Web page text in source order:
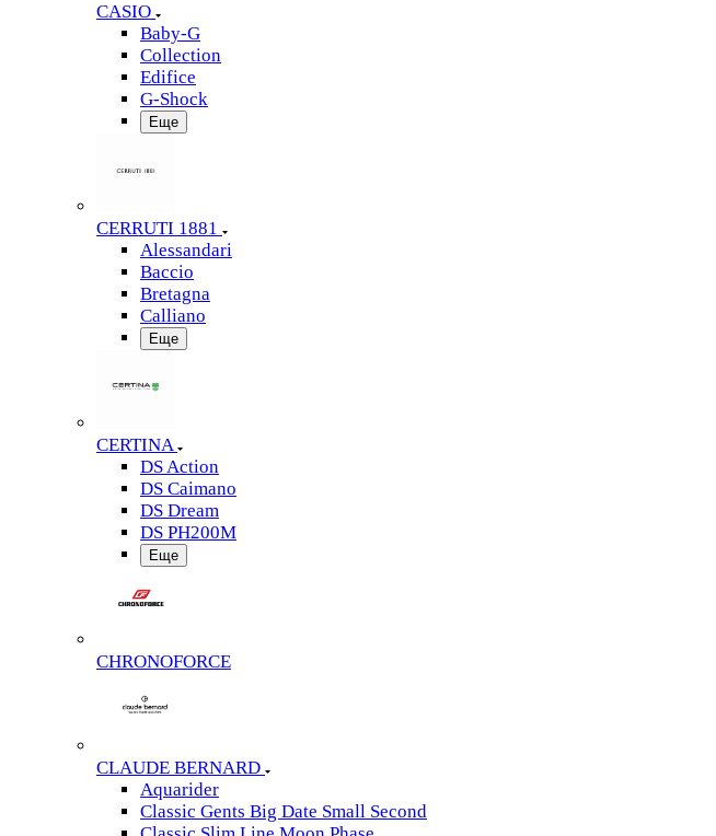
CASIO
Baby-G
Collection
Edifice
G-Shock
Еще
CERRUTI 1881
Alessandari
Baccio
Bretagna
Calliano
Еще
CERTINA
DS Action
DS Caimano
DS Dream
DS PH200M
Еще
CHRONOFORCE
CLAUDE BERNARD
Aquarider
Classic Gents Big Date Small Second